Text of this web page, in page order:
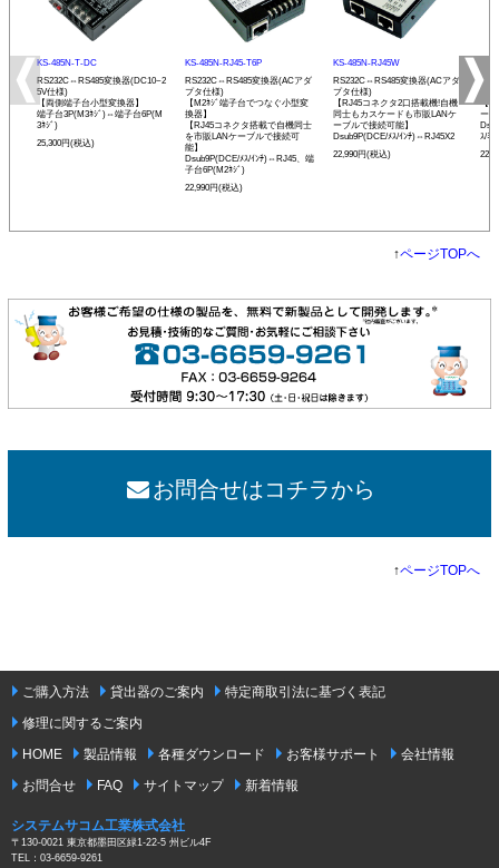
KS-485N-T-DC
RS232C⇔RS485変換器(DC10~2
5V仕様)
【両側端子台小型変換器】
端子台3P(M3ﾈｼﾞ)⇔端子台6P(M
3ﾈｼﾞ)
25,300円(税込)
KS-485N-RJ45-T6P
RS232C⇔RS485変換器(ACアダ
プタ仕様)
【M2ﾈｼﾞ端子台でつなぐ小型変
換器】
【RJ45コネクタ搭載で自機同士
を市販LANケーブルで接続可
能】
Dsub9P(DCE/ﾒｽ/ｲﾝﾁ)⇔RJ45、端
子台6P(M2ﾈｼﾞ)
22,990円(税込)
KS-485N-RJ45W
RS232C⇔RS485変換器(ACアダ
プタ仕様)
【RJ45コネクタ2口搭載機!自機
同士もカスケードも市販LANケ
ーブルで接続可能】
Dsub9P(DCE/ﾒｽ/ｲﾝﾁ)⇔RJ45X2
22,990円(税込)
【
ー
ｽ/ﾐﾘ)
↑ページTOPへ
お問合せはコチラから
↑ページTOPへ
ご購入方法 貸出器のご案内
特定商取引法に基づく表記
修理に関するご案内
HOME
製品情報 各種ダウンロード お客様サポート
会社情報
お問合せ
FAQ サイトマップ 新着情報
システムサコム工業株式会社
〒130-0021 東京都墨田区緑1-22-5 州ビル4F
TEL：03-6659-9261